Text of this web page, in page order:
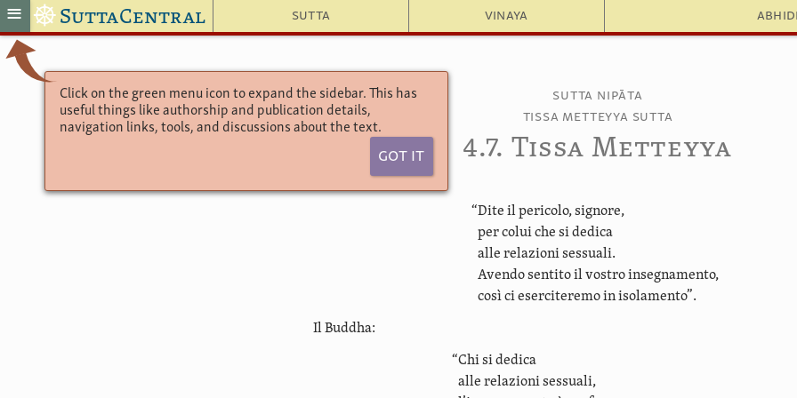
Sutta Vinaya
≡ ☸ SuttaCentral
Click on the green menu icon to expand the sidebar. This has
useful things like authorship and publication details,
navigation links, tools, and discussions about the text.
Got It
Sutta Nipāta
Tissa Metteyya Sutta
4.7. Tissa Metteyya
“Dite il pericolo, signore,
per colui che si dedica
alle relazioni sessuali.
Avendo sentito il vostro insegnamento,
così ci eserciteremo in isolamento”.
Il Buddha:
“Chi si dedica
alle relazioni sessuali,